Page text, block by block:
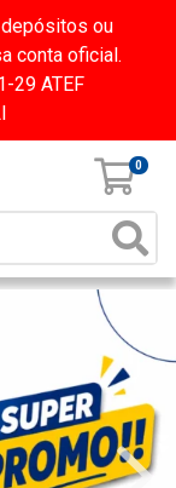
depósitos ou
conta oficial.
29 ATEF
0